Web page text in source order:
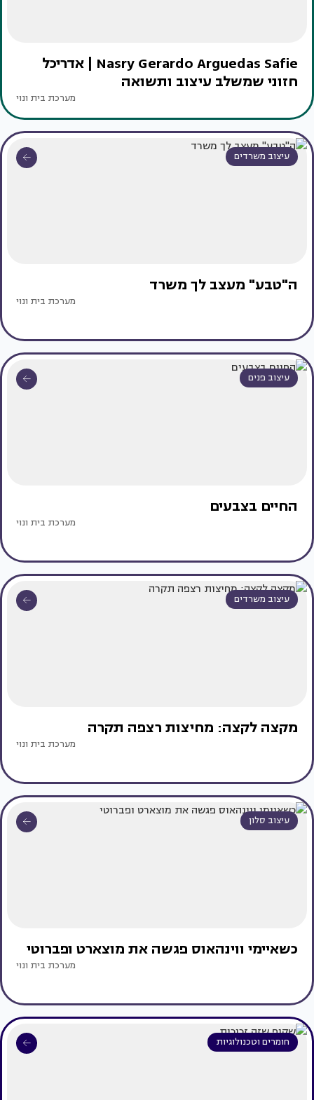
Nasry Gerardo Arguedas Safie | אדריכל
חזוני שמשלב עיצוב ותשואה
מערכת בית ונוי
עיצוב משרדים
ה"טבע" מעצב לך משרד
מערכת בית ונוי
עיצוב פנים
החיים בצבעים
מערכת בית ונוי
עיצוב משרדים
מקצה לקצה: מחיצות רצפה תקרה
מערכת בית ונוי
עיצוב סלון
כשאיימי ווינהאוס פגשה את מוצארט ופברוטי
מערכת בית ונוי
חומרים וטכנולוגיות